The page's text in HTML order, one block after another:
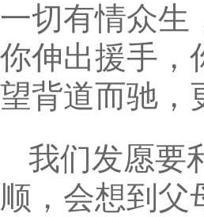
一切有情众生
你伸出援手，
望背道而驰，
我们发愿要
顺，会想到父